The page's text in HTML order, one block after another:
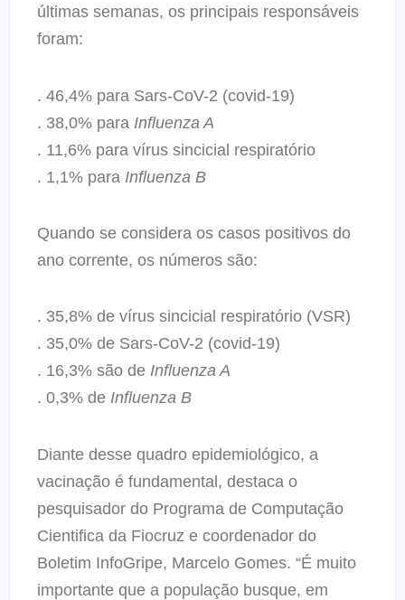
últimas semanas, os principais responsáveis
foram:
. 46,4% para Sars-CoV-2 (covid-19)
. 38,0% para Influenza A
. 11,6% para vírus sincicial respiratório
. 1,1% para Influenza B
Quando se considera os casos positivos do
ano corrente, os números são:
. 35,8% de vírus sincicial respiratório (VSR)
. 35,0% de Sars-CoV-2 (covid-19)
. 16,3% são de Influenza A
. 0,3% de Influenza B
Diante desse quadro epidemiológico, a
vacinação é fundamental, destaca o
pesquisador do Programa de Computação
Cientifica da Fiocruz e coordenador do
Boletim InfoGripe, Marcelo Gomes. “É muito
importante que a população busque, em